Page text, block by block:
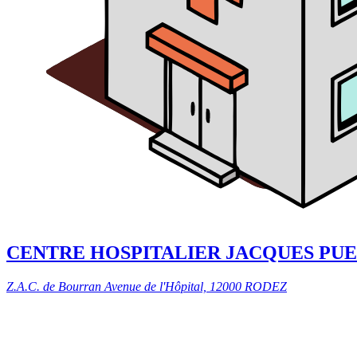
CENTRE HOSPITALIER JACQUES
Z.A.C. de Bourran Avenue de l'Hôpital, 12000 RODEZ